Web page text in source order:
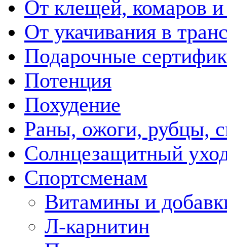
От клещей, комаров
От укачивания в
Подарочные
Потенция
Похудение
Раны, ожоги, рубцы,
Солнцезащитный
Спортсменам
Витамины и
Л-карнитин